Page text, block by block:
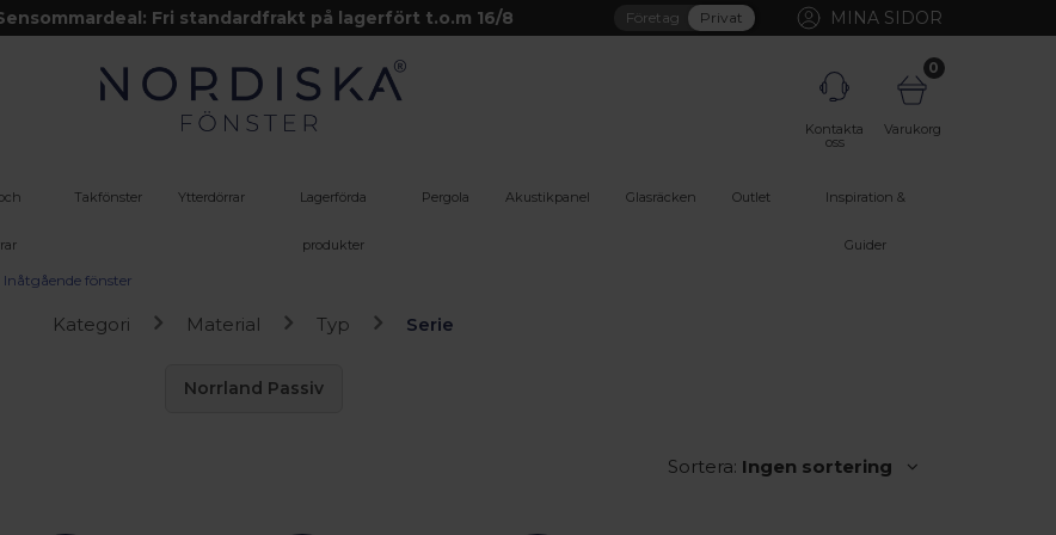
Fri standardfrakt på lagerfört t.o.m 16/8 Företag Privat MINA SIDOR
Kontakta
oss
0
Varukorg
Takfönster Ytterdörrar Lagerförda
produkter
Pergola Akustikpanel Glasräcken Outlet Inspiration &
Guider
Inåtgående fönster
Kategori Material Typ Serie
Norrland Passiv
Sortera: Ingen sortering